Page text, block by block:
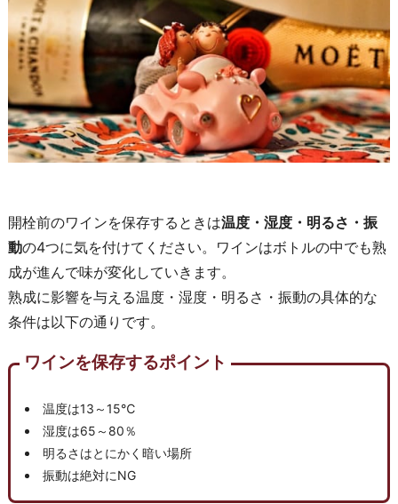
開栓前のワインを保存するときは温度・湿度・明るさ・振
動の4つに気を付けてください。ワインはボトルの中でも熟
成が進んで味が変化していきます。
熟成に影響を与える温度・湿度・明るさ・振動の具体的な
条件は以下の通りです。
ワインを保存するポイント
温度は13～15℃
湿度は65～80％
明るさはとにかく暗い場所
振動は絶対にNG